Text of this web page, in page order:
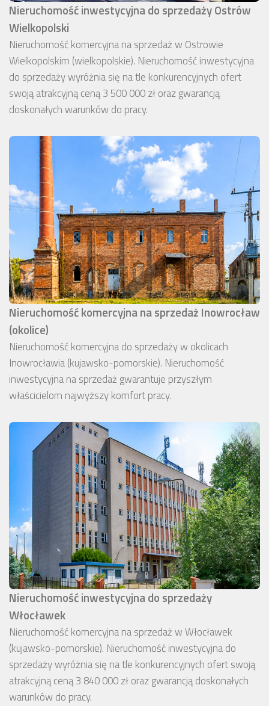
Nieruchomość inwestycyjna do sprzedaży Ostrów
Wielkopolski
Nieruchomość komercyjna na sprzedaż w Ostrowie
Wielkopolskim (wielkopolskie). Nieruchomość inwestycyjna
do sprzedaży wyróżnia się na tle konkurencyjnych ofert
swoją atrakcyjną ceną 3 500 000 zł oraz gwarancją
doskonałych warunków do pracy.
Nieruchomość komercyjna na sprzedaż Inowrocław
(okolice)
Nieruchomość komercyjna do sprzedaży w okolicach
Inowrocławia (kujawsko-pomorskie). Nieruchomość
inwestycyjna na sprzedaż gwarantuje przyszłym
właścicielom najwyższy komfort pracy.
Nieruchomość inwestycyjna do sprzedaży
Włocławek
Nieruchomość komercyjna na sprzedaż w Włocławek
(kujawsko-pomorskie). Nieruchomość inwestycyjna do
sprzedaży wyróżnia się na tle konkurencyjnych ofert swoją
atrakcyjną ceną 3 840 000 zł oraz gwarancją doskonałych
warunków do pracy.